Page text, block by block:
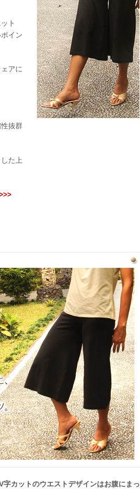
ト
イン
アに
抜群
た上
カットのウエストデザインはお腹にまっ